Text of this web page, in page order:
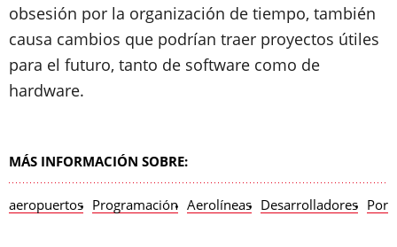
obsesión por la organización de tiempo, también
causa cambios que podrían traer proyectos útiles
para el futuro, tanto de software como de
hardware.
MÁS INFORMACIÓN SOBRE:
aeropuertos Programación Aerolíneas Desarrolladores